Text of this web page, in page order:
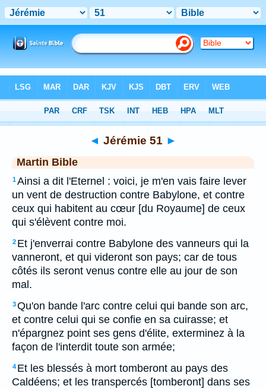
> Jérémie 51
◄ Jérémie 51 ►
Martin Bible
1Ainsi a dit l'Eternel : voici, je m'en vais faire lever
un vent de destruction contre Babylone, et contre
ceux qui habitent au cœur [du Royaume] de ceux
qui s'élèvent contre moi.
2 Et j'enverrai contre Babylone des vanneurs qui la
vanneront, et qui videront son pays; car de tous
côtés ils seront venus contre elle au jour de son
mal.
3Qu'on bande l'arc contre celui qui bande son arc,
et contre celui qui se confie en sa cuirasse; et
n'épargnez point ses gens d'élite, exterminez à la
façon de l'interdit toute son armée;
4 Et les blessés à mort tomberont au pays des
Caldéens; et les transpercés [tomberont] dans ses